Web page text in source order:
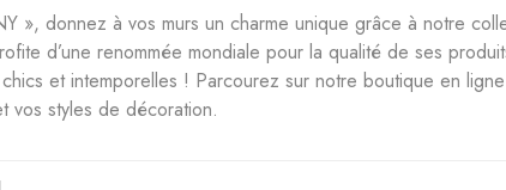
», donnez à vos murs un charme unique grâce à notre
d’une renommée mondiale pour la qualité de ses
et intemporelles ! Parcourez sur notre boutique en
vos styles de décoration.